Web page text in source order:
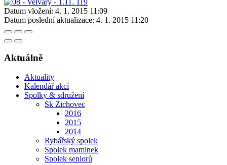
Datum vložení: 4. 1. 2015 11:09
Datum poslední aktualizace: 4. 1. 2015 11:20
Aktuálně
Aktuality
Kalendář akcí
Spolky & sdružení
Sk Zichovec
2016
2015
2014
Rybářský spolek
Spolek maminek
Spolek seniorů